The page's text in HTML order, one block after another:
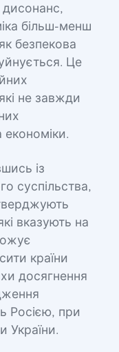
більш-менш
безпекова
Це
не завжди
економіки.
із
суспільства,
вказують на
країни
досягнення
Росією, при
України.